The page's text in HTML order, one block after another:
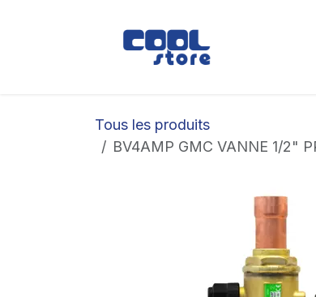
Tous les produits
BV4AMP GMC VANNE 1/2"